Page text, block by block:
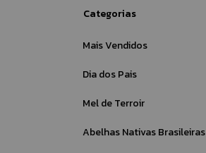
Categorias
Mais Vendidos
Dia dos Pais
Mel de Terroir
Abelhas Nativas Brasileiras